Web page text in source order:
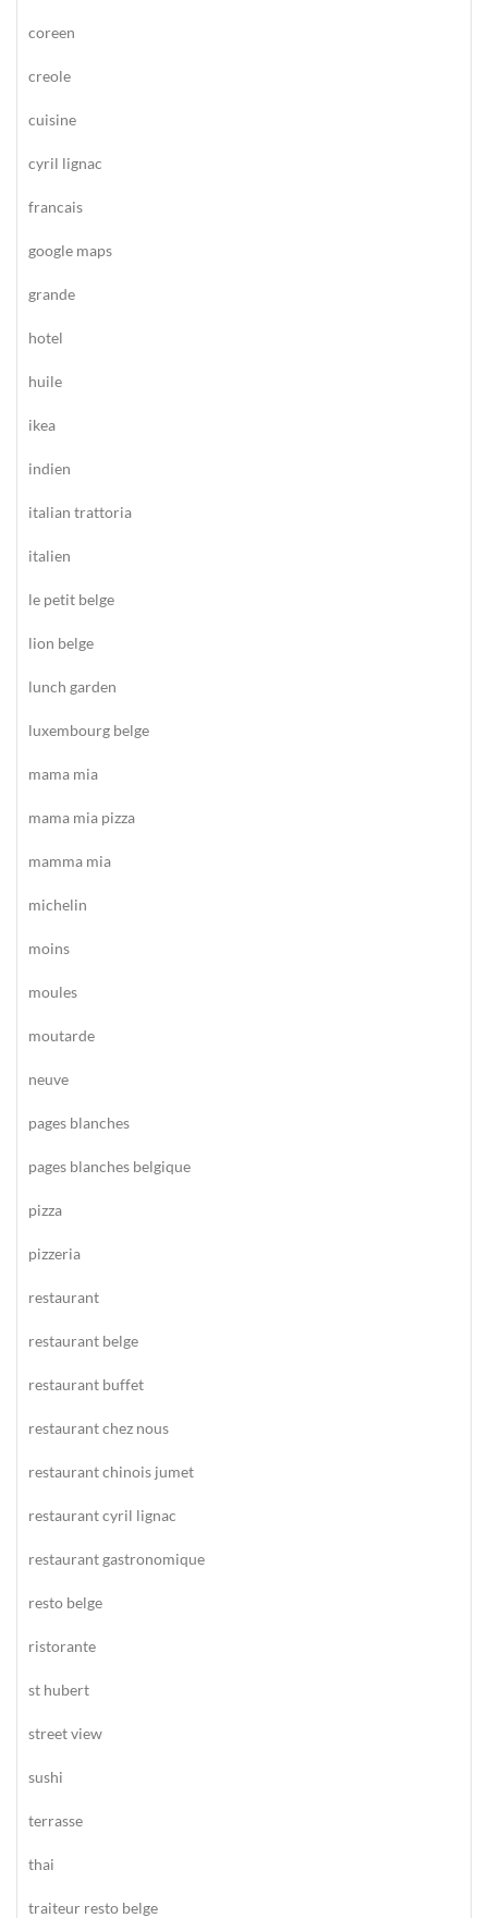
coreen
creole
cuisine
cyril lignac
francais
google maps
grande
hotel
huile
ikea
indien
italian trattoria
italien
le petit belge
lion belge
lunch garden
luxembourg belge
mama mia
mama mia pizza
mamma mia
michelin
moins
moules
moutarde
neuve
pages blanches
pages blanches belgique
pizza
pizzeria
restaurant
restaurant belge
restaurant buffet
restaurant chez nous
restaurant chinois jumet
restaurant cyril lignac
restaurant gastronomique
resto belge
ristorante
st hubert
street view
sushi
terrasse
thai
traiteur resto belge